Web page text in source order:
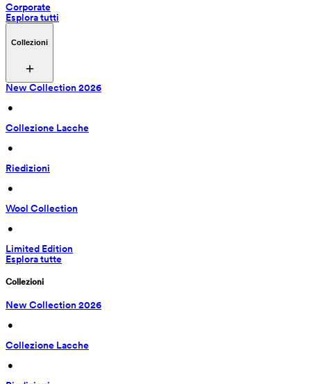
Corporate
Esplora tutti
Collezioni
New Collection 2026
•
Collezione Lacche
•
Riedizioni
•
Wool Collection
•
Limited Edition
Esplora tutte
Collezioni
New Collection 2026
•
Collezione Lacche
•